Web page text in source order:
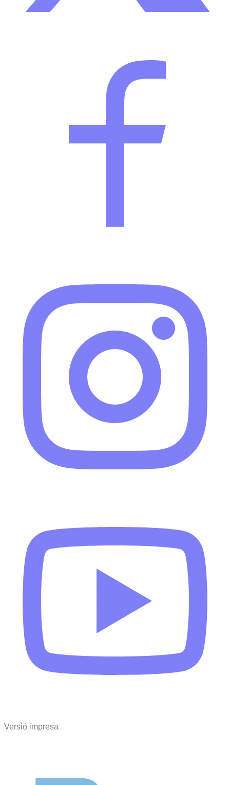
Versió impresa